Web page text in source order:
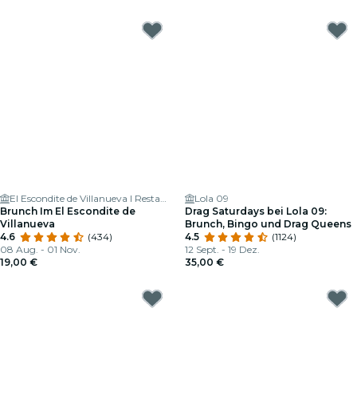
El Escondite de Villanueva l Restaurante Barrio Salamanca
Brunch Im El Escondite de
Villanueva
4.6
(434)
08 Aug. - 01 Nov.
19,00 €
Lola 09
Drag Saturdays bei Lola 09:
Brunch, Bingo und Drag Queens
4.5
(1124)
12 Sept. - 19 Dez.
35,00 €